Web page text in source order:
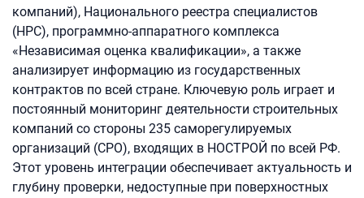
компаний), Национального реестра специалистов
(НРС), программно-аппаратного комплекса
«Независимая оценка квалификации», а также
анализирует информацию из государственных
контрактов по всей стране. Ключевую роль играет и
постоянный мониторинг деятельности строительных
компаний со стороны 235 саморегулируемых
организаций (СРО), входящих в НОСТРОЙ по всей РФ.
Этот уровень интеграции обеспечивает актуальность и
глубину проверки, недоступные при поверхностных